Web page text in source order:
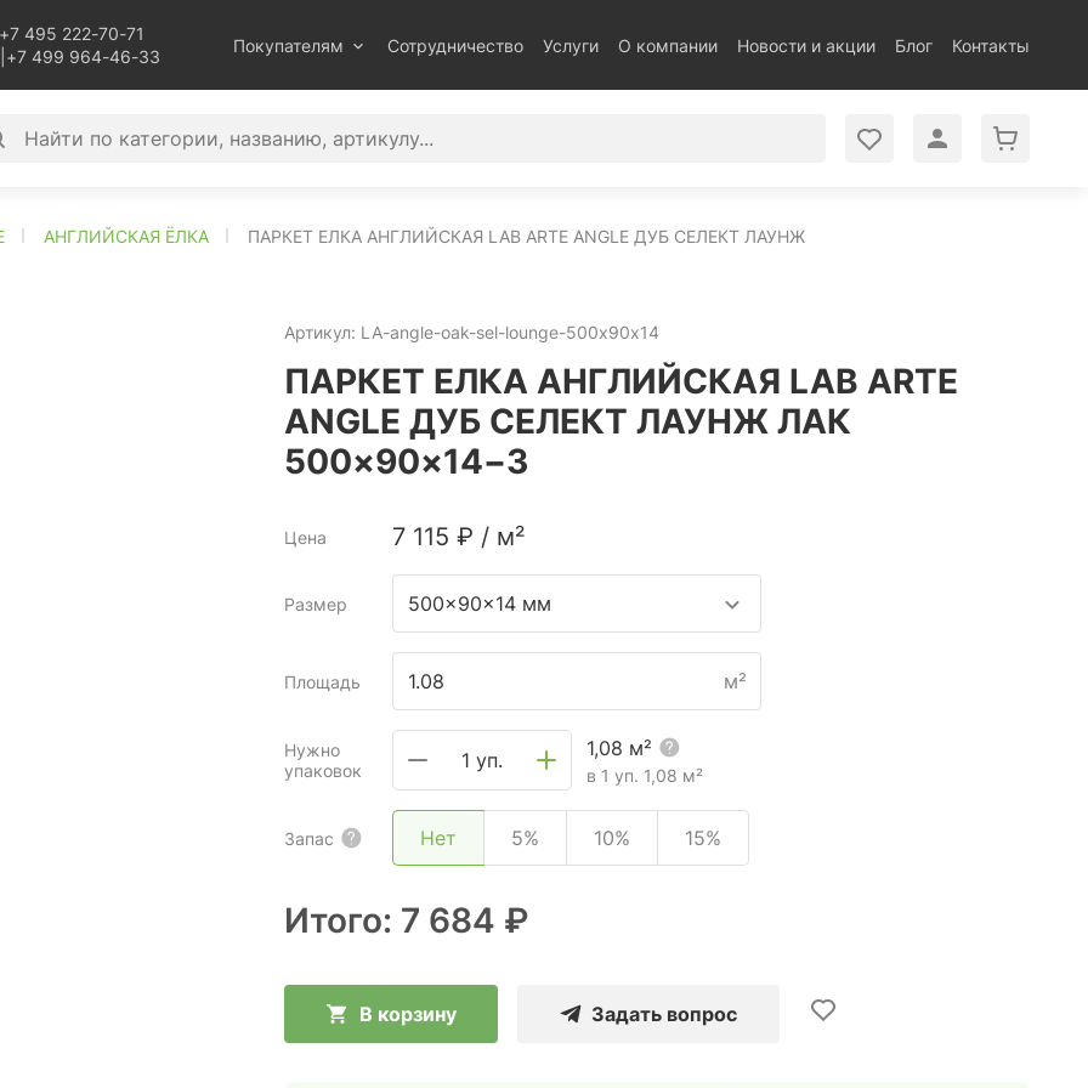
+7 495 222-70-71
+7 499 964-46-33
Покупателям Сотрудничество Услуги О компании Новости и акции Блог Контакты
АНГЛИЙСКАЯ ЁЛКА ПАРКЕТ ЕЛКА АНГЛИЙСКАЯ LAB ARTE ANGLE ДУБ СЕЛЕКТ ЛАУНЖ
Артикул: LA-angle-oak-sel-lounge-500х90х14
ПАРКЕТ ЕЛКА АНГЛИЙСКАЯ LAB ARTE
ANGLE ДУБ СЕЛЕКТ ЛАУНЖ ЛАК
500×90×14−3
Цена 7 115 ₽ / м²
Размер 500x90x14 мм
Площадь м²
Нужно
упаковок
1 уп.
1,08 м²
в 1 уп. 1,08 м²
Запас Нет 5% 10% 15%
Итого: 7 684 ₽
В корзину Задать вопрос